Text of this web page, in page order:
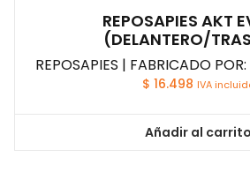
REPOSAPIES AKT
(DELANTERO/
REPOSAPIES | FABRICADO
$ 16.498 IVA
Añadir al carrito